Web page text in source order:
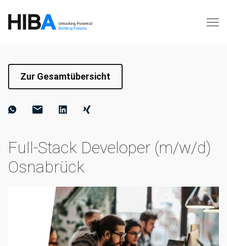
Zur Gesamtübersicht
Full-Stack Developer (m/w/d)
Osnabrück